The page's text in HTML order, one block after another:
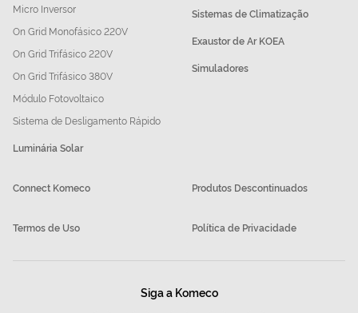
Micro Inversor
On Grid Monofásico 220V
On Grid Trifásico 220V
On Grid Trifásico 380V
Módulo Fotovoltaico
Sistema de Desligamento Rápido
Luminária Solar
Sistemas de Climatização
Exaustor de Ar KOEA
Simuladores
Connect Komeco Produtos Descontinuados
Termos de Uso Política de Privacidade
Siga a Komeco